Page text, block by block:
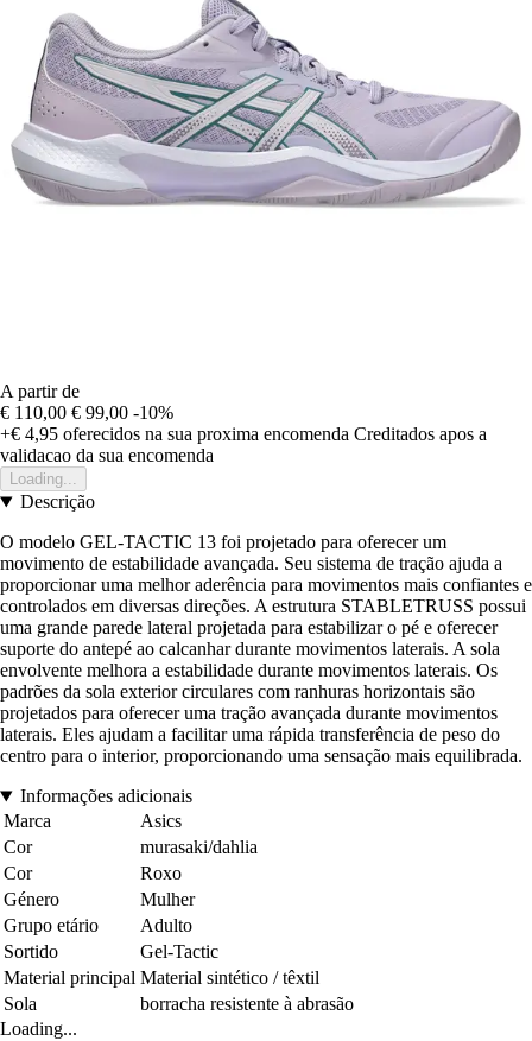
A partir de
€ 110,00 € 99,00 -10%
+€ 4,95 oferecidos na sua proxima encomenda Creditados apos a
validacao da sua encomenda
Loading...
Descrição
O modelo GEL-TACTIC 13 foi projetado para oferecer um
movimento de estabilidade avançada. Seu sistema de tração ajuda a
proporcionar uma melhor aderência para movimentos mais confiantes e
controlados em diversas direções. A estrutura STABLETRUSS possui
uma grande parede lateral projetada para estabilizar o pé e oferecer
suporte do antepé ao calcanhar durante movimentos laterais. A sola
envolvente melhora a estabilidade durante movimentos laterais. Os
padrões da sola exterior circulares com ranhuras horizontais são
projetados para oferecer uma tração avançada durante movimentos
laterais. Eles ajudam a facilitar uma rápida transferência de peso do
centro para o interior, proporcionando uma sensação mais equilibrada.
Informações adicionais
Marca
Asics
Cor
murasaki/dahlia
Cor
Roxo
Género
Mulher
Grupo etário
Adulto
Sortido
Gel-Tactic
Material principal Material sintético / têxtil
Sola
borracha resistente à abrasão
Loading...